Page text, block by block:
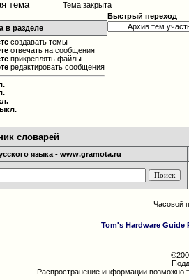
Тема закрыта
в разделе
создавать темы
отвечать на сообщения
прикреплять файлы
редактировать сообщения
Быстрый переход
словарей
языка - www.gramota.ru
Часовой
Tom's Hardware Guide
Распространение информации возможно